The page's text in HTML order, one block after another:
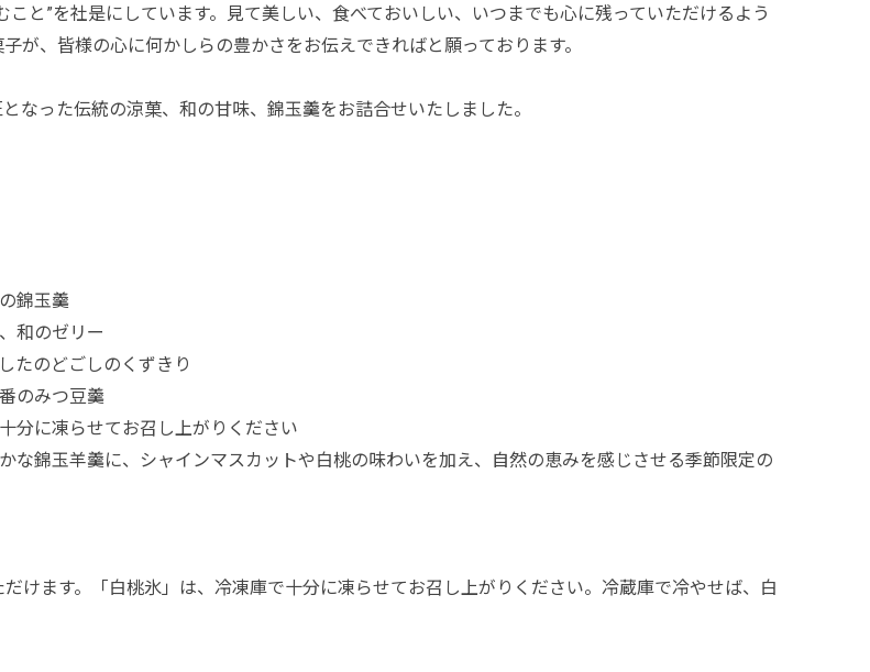
と”を社是にしています。見て美しい、食べておいしい、いつまでも心に残っていただけるよう
、皆様の心に何かしらの豊かさをお伝えできればと願っております。
なった伝統の涼菓、和の甘味、錦玉羹をお詰合せいたしました。
錦玉羹
和のゼリー
たのどごしのくずきり
のみつ豆羹
分に凍らせてお召し上がりください
錦玉羊羹に、シャインマスカットや白桃の味わいを加え、自然の恵みを感じさせる季節限定の
けます。「白桃氷」は、冷凍庫で十分に凍らせてお召し上がりください。冷蔵庫で冷やせば、白